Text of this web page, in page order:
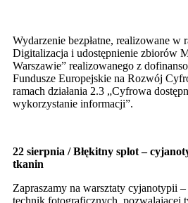
Wydarzenie bezpłatne, realizowane w
Digitalizacja i udostępnienie zbiorów
Warszawie” realizowanego z
Fundusze Europejskie na Rozwój
ramach działania 2.3 „Cyfrowa
wykorzystanie informacji”.
22 sierpnia / Błękitny splot –
tkanin
Zapraszamy na warsztaty cyjanotypii